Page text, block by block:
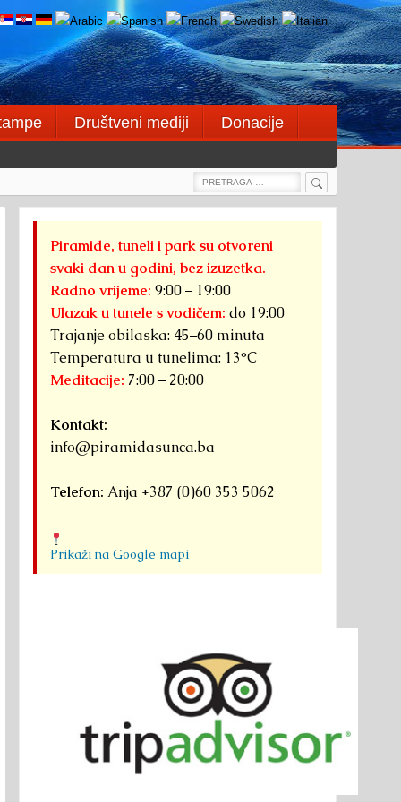
Društveni mediji
Donacije
Search
Search
Piramide, tuneli i park su otvoreni
svaki dan u godini, bez izuzetka.
Radno vrijeme: 9:00 – 19:00
Ulazak u tunele s vodičem: do 19:00
Trajanje obilaska: 45–60 minuta
Temperatura u tunelima: 13°C
Meditacije: 7:00 – 20:00
Kontakt:
info@piramidasunca.ba
Telefon: Anja +387 (0)60 353 5062
Prikaži na Google mapi